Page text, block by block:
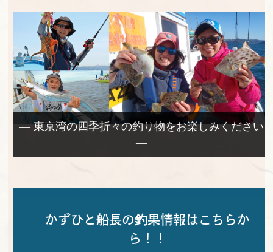
— 東京湾の四季折々の釣り物をお楽しみください
—
かずひと船長の釣果情報はこちらか
ら！！